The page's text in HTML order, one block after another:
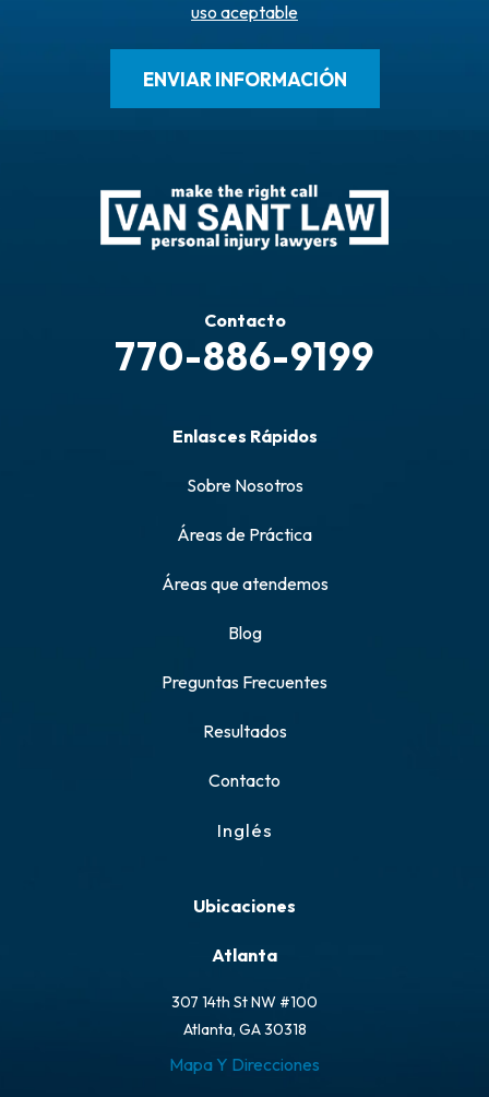
uso aceptable
Contacto
770-886-9199
Enlasces Rápidos
Sobre Nosotros
Áreas de Práctica
Áreas que atendemos
Blog
Preguntas Frecuentes
Resultados
Contacto
Inglés
Ubicaciones
Atlanta
307 14th St NW #100
Atlanta, GA 30318
Mapa Y Direcciones